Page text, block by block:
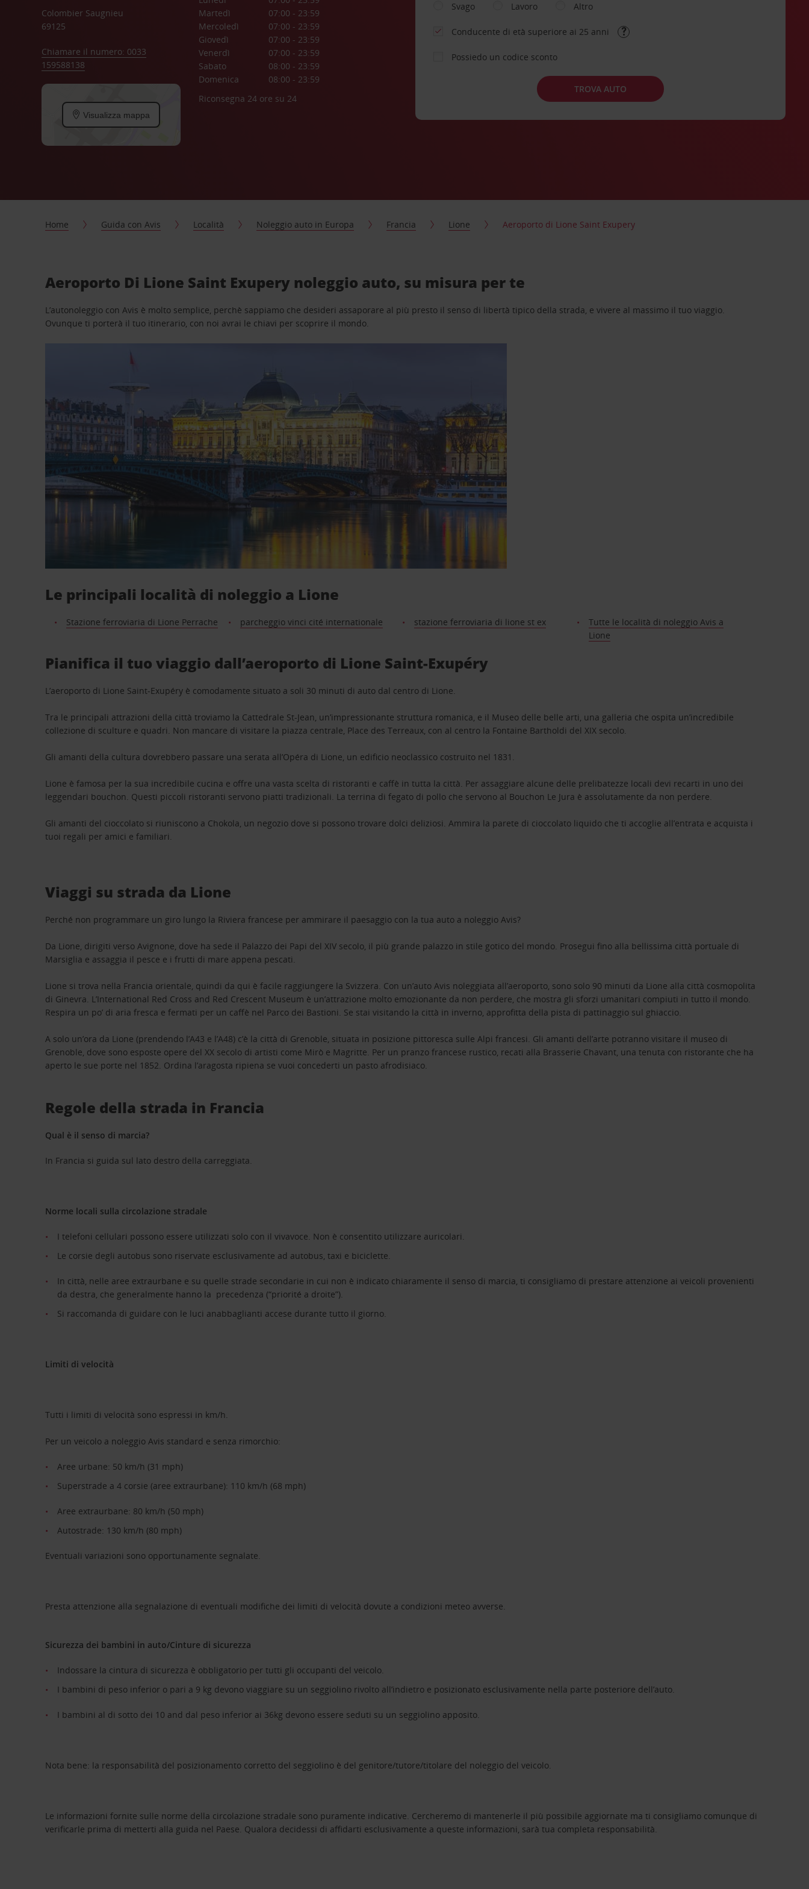
Colombier Saugnieu
69125
Chiamare il numero: 0033
159588138
Visualizza mappa
Martedì
07:00 - 23:59
Mercoledì
07:00 - 23:59
Giovedì
07:00 - 23:59
Venerdì
07:00 - 23:59
Sabato
08:00 - 23:59
Domenica
08:00 - 23:59
Riconsegna 24 ore su 24
Svago
Lavoro Altro
Conducente di età superiore ai 25 anni
Possiedo un codice sconto
TROVA AUTO
Home Guida con Avis Località Noleggio auto in Europa Francia Lione Aeroporto di Lione Saint Exupery
Aeroporto Di Lione Saint Exupery noleggio auto, su misura per te
L’autonoleggio con Avis è molto semplice, perchè sappiamo che desideri assaporare al più presto il senso di libertà tipico della strada, e vivere al massimo il tuo viaggio.
Ovunque ti porterà il tuo itinerario, con noi avrai le chiavi per scoprire il mondo.
Le principali località di noleggio a Lione
Stazione ferroviaria di Lione Perrache parcheggio vinci cité internationale stazione ferroviaria di lione st ex
Tutte le località di noleggio Avis a
Lione
Pianifica il tuo viaggio dall’aeroporto di Lione Saint-Exupéry
L’aeroporto di Lione Saint-Exupéry è comodamente situato a soli 30 minuti di auto dal centro di Lione.
Tra le principali attrazioni della città troviamo la Cattedrale St-Jean, un’impressionante struttura romanica, e il Museo delle belle arti, una galleria che ospita un’incredibile
collezione di sculture e quadri. Non mancare di visitare la piazza centrale, Place des Terreaux, con al centro la Fontaine Bartholdi del XIX secolo.
Gli amanti della cultura dovrebbero passare una serata all’Opéra di Lione, un edificio neoclassico costruito nel 1831.
Lione è famosa per la sua incredibile cucina e offre una vasta scelta di ristoranti e caffè in tutta la città. Per assaggiare alcune delle prelibatezze locali devi recarti in uno dei
leggendari bouchon. Questi piccoli ristoranti servono piatti tradizionali. La terrina di fegato di pollo che servono al Bouchon Le Jura è assolutamente da non perdere.
Gli amanti del cioccolato si riuniscono a Chokola, un negozio dove si possono trovare dolci deliziosi. Ammira la parete di cioccolato liquido che ti accoglie all’entrata e acquista i
tuoi regali per amici e familiari.
Viaggi su strada da Lione
Perché non programmare un giro lungo la Riviera francese per ammirare il paesaggio con la tua auto a noleggio Avis?
Da Lione, dirigiti verso Avignone, dove ha sede il Palazzo dei Papi del XIV secolo, il più grande palazzo in stile gotico del mondo. Prosegui fino alla bellissima città portuale di
Marsiglia e assaggia il pesce e i frutti di mare appena pescati.
Lione si trova nella Francia orientale, quindi da qui è facile raggiungere la Svizzera. Con un’auto Avis noleggiata all’aeroporto, sono solo 90 minuti da Lione alla città cosmopolita
di Ginevra. L’International Red Cross and Red Crescent Museum è un’attrazione molto emozionante da non perdere, che mostra gli sforzi umanitari compiuti in tutto il mondo.
Respira un po’ di aria fresca e fermati per un caffè nel Parco dei Bastioni. Se stai visitando la città in inverno, approfitta della pista di pattinaggio sul ghiaccio.
A solo un’ora da Lione (prendendo l’A43 e l’A48) c’è la città di Grenoble, situata in posizione pittoresca sulle Alpi francesi. Gli amanti dell’arte potranno visitare il museo di
Grenoble, dove sono esposte opere del XX secolo di artisti come Mirò e Magritte. Per un pranzo francese rustico, recati alla Brasserie Chavant, una tenuta con ristorante che ha
aperto le sue porte nel 1852. Ordina l’aragosta ripiena se vuoi concederti un pasto afrodisiaco.
Regole della strada in Francia
Qual è il senso di marcia?
In Francia si guida sul lato destro della carreggiata.
Norme locali sulla circolazione stradale
I telefoni cellulari possono essere utilizzati solo con il vivavoce. Non è consentito utilizzare auricolari.
Le corsie degli autobus sono riservate esclusivamente ad autobus, taxi e biciclette.
In città, nelle aree extraurbane e su quelle strade secondarie in cui non è indicato chiaramente il senso di marcia, ti consigliamo di prestare attenzione ai veicoli provenienti
da destra, che generalmente hanno la precedenza (“priorité a droite”).
Si raccomanda di guidare con le luci anabbaglianti accese durante tutto il giorno.
Limiti di velocità
Tutti i limiti di velocità sono espressi in km/h.
Per un veicolo a noleggio Avis standard e senza rimorchio:
Aree urbane: 50 km/h (31 mph)
Superstrade a 4 corsie (aree extraurbane): 110 km/h (68 mph)
Aree extraurbane: 80 km/h (50 mph)
Autostrade: 130 km/h (80 mph)
Eventuali variazioni sono opportunamente segnalate.
Presta attenzione alla segnalazione di eventuali modifiche dei limiti di velocità dovute a condizioni meteo avverse.
Sicurezza dei bambini in auto/Cinture di sicurezza
Indossare la cintura di sicurezza è obbligatorio per tutti gli occupanti del veicolo.
I bambini di peso inferior o pari a 9 kg devono viaggiare su un seggiolino rivolto all’indietro e posizionato esclusivamente nella parte posteriore dell’auto.
I bambini al di sotto dei 10 and dal peso inferior ai 36kg devono essere seduti su un seggiolino apposito.
Nota bene: la responsabilità del posizionamento corretto del seggiolino è del genitore/tutore/titolare del noleggio del veicolo.
Le informazioni fornite sulle norme della circolazione stradale sono puramente indicative. Cercheremo di mantenerle il più possibile aggiornate ma ti consigliamo comunque di
verificarle prima di metterti alla guida nel Paese. Qualora decidessi di affidarti esclusivamente a queste informazioni, sarà tua completa responsabilità.